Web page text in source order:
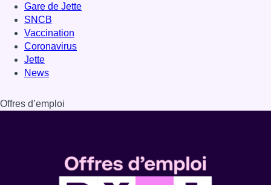
Gare de Jette
SNCB
Vaccination
Coronavirus
Jette
News
Offres d’emploi